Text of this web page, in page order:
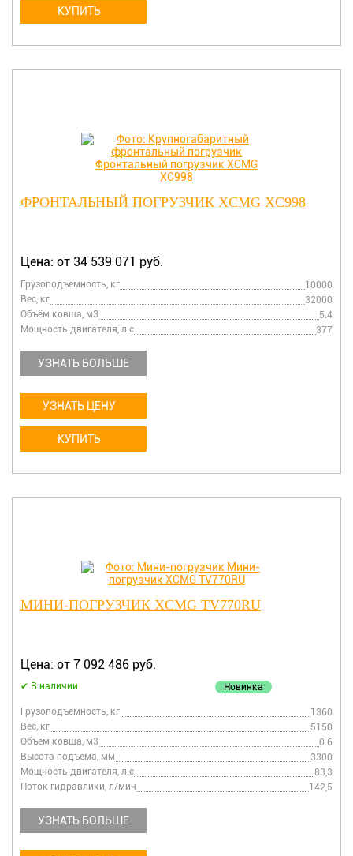
КУПИТЬ
ФРОНТАЛЬНЫЙ ПОГРУЗЧИК XCMG XC998
Цена: от 34 539 071 руб.
Грузоподъемность, кг
10000
Вес, кг
32000
Объём ковша, м3
5.4
Мощность двигателя, л.с
377
УЗНАТЬ БОЛЬШЕ
УЗНАТЬ ЦЕНУ
КУПИТЬ
МИНИ-ПОГРУЗЧИК XCMG TV770RU
Цена: от 7 092 486 руб.
В наличии Новинка
Грузоподъемность, кг
1360
Вес, кг
5150
Объём ковша, м3
0.6
Высота подъема, мм
3300
Мощность двигателя, л.с
83,3
Поток гидравлики, л/мин
142,5
УЗНАТЬ БОЛЬШЕ